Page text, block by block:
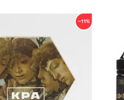
−11%